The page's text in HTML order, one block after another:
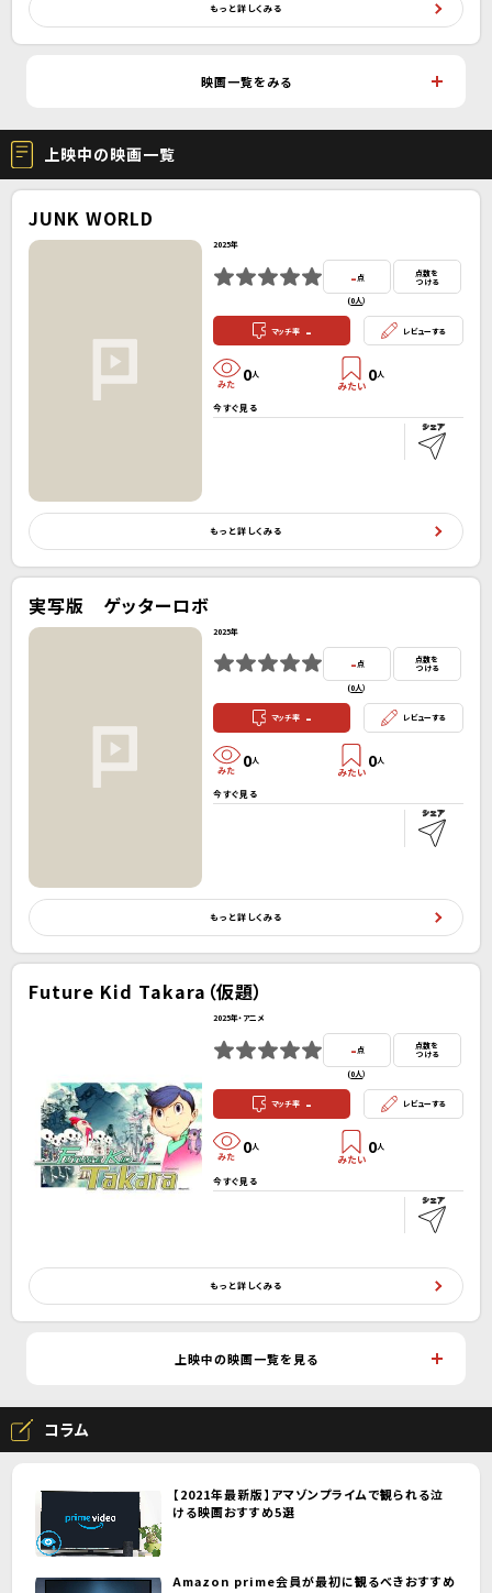
もっと詳しくみる
映画一覧をみる
上映中の映画一覧
JUNK WORLD
2025年
- 点
(0人）
点数を
つける
マッチ率 - レビューする
0人 0人
今すぐ見る
もっと詳しくみる
実写版 ゲッターロボ
2025年
-点
(0人）
点数を
つける
マッチ率 - レビューする
0人 0人
今すぐ見る
もっと詳しくみる
Future Kid Takara（仮題）
2025年・アニメ
-点
(0人）
点数を
つける
マッチ率 - レビューする
0人 0人
今すぐ見る
もっと詳しくみる
上映中の映画一覧を見る
コラム
【2021年最新版】アマゾンプライムで観られる泣
ける映画おすすめ5選
Amazon prime会員が最初に観るべきおすすめ